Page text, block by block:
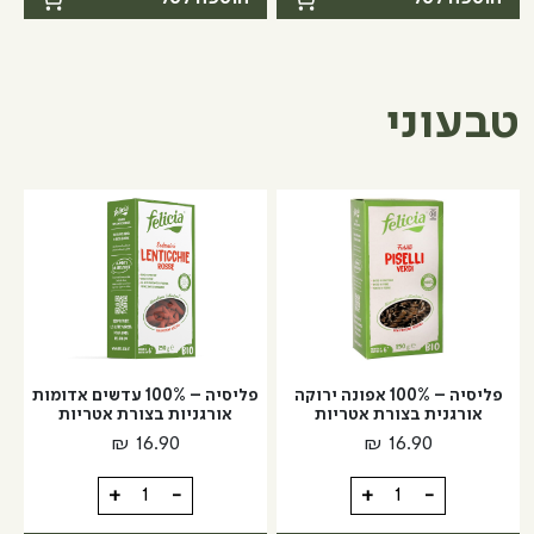
עם
פשתן
טבעוני
פליסיה – 100% אפונה ירוקה
אורגנית בצורת אטריות
₪ 16.90
-
כמות
של
+
פליסיה – 100% עדשים אדומות
אורגניות בצורת אטריות
₪ 16.90
-
כמות
של
+